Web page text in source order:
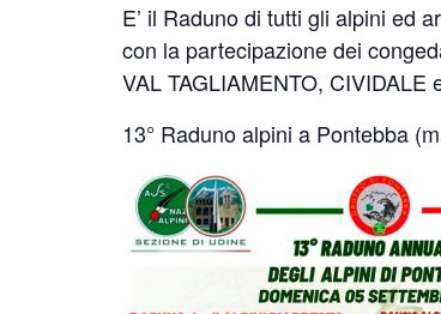
E’ il Raduno di tutti gli alpini ed
con la partecipazione dei
VAL TAGLIAMENTO,
13° Raduno alpini a Pontebba